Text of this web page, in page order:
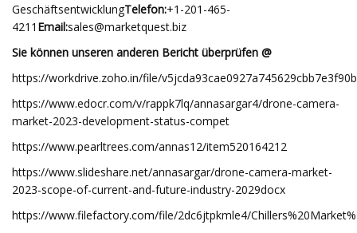
GeschäftsentwicklungTelefon:+1-201-465-
4211 Email:sales@marketquest.biz
Sie können unseren anderen Bericht überprüfen @
https://workdrive.zoho.in/file/
https://www.edocr.com/v/rappk7lq/annasargar4/drone-camera-
market-2023-development-status-compet
https://www.pearltrees.com/annas12/item520164212
https://www.slideshare.net/annasargar/drone-camera-market-
2023-scope-of-current-and-future-industry-2029docx
https://www.filefactory.com/file/2dc6jtpkmle4/